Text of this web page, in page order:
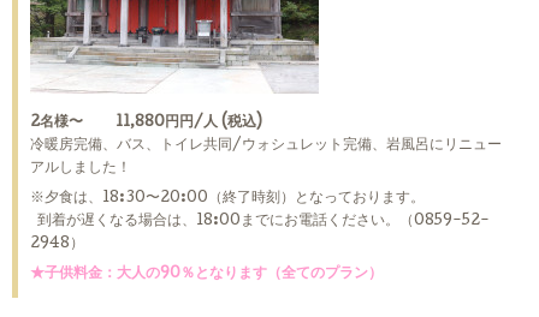
2名様〜 11,880円円/人 (税込)
冷暖房完備、バス、トイレ共同/ウォシュレット完備、岩風呂にリニュー
アルしました！
※夕食は、18:30〜20:00（終了時刻）となっております。
到着が遅くなる場合は、18:00までにお電話ください。（0859-52-
2948）
★子供料金：大人の90％となります（全てのプラン）